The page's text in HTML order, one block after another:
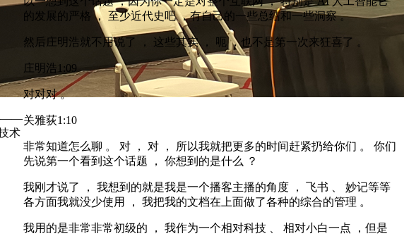
——
术
的发展的严格 ， 至少近代史吧 ，有自己的一些总结和一些洞察 。
然后庄明浩就不用说了 ， 这些其实 ， 呃 ，也不是第一次来狂喜了 。
庄明浩 1:09
对对对 。
关雅荻1:10
非常知道怎么聊 。 对 ， 对 ， 所以我就把更多的时间赶紧扔给你们 。 你们
先说第一个看到这个话题 ， 你想到的是什么 ？
我刚才说了 ， 我想到的就是我是一个播客主播的角度 ， 飞书 、 妙记等等
各方面我就没少使用 ， 我把我的文档在上面做了各种的综合的管理 。
我用的是非常非常初级的 ， 我作为一个相对科技 、 相对小白一点 ，但是